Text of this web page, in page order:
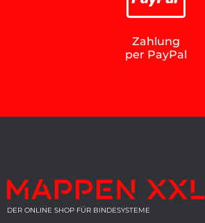
Zahlung
per PayPal
DER ONLINE SHOP FÜR BINDESYSTEME